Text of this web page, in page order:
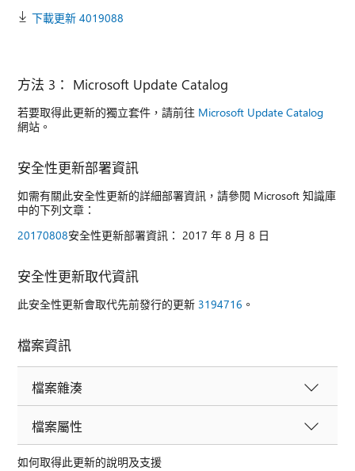
下載更新 4019088
方法 3： Microsoft Update Catalog
若要取得此更新的獨立套件，請前往 Microsoft Update Catalog
網站。
安全性更新部署資訊
如需有關此安全性更新的詳細部署資訊，請參閱 Microsoft 知識庫
中的下列文章：
20170808安全性更新部署資訊： 2017 年 8 月 8 日
安全性更新取代資訊
此安全性更新會取代先前發行的更新3194716 。
檔案資訊
檔案雜湊
檔案屬性
如何取得此更新的說明及支援